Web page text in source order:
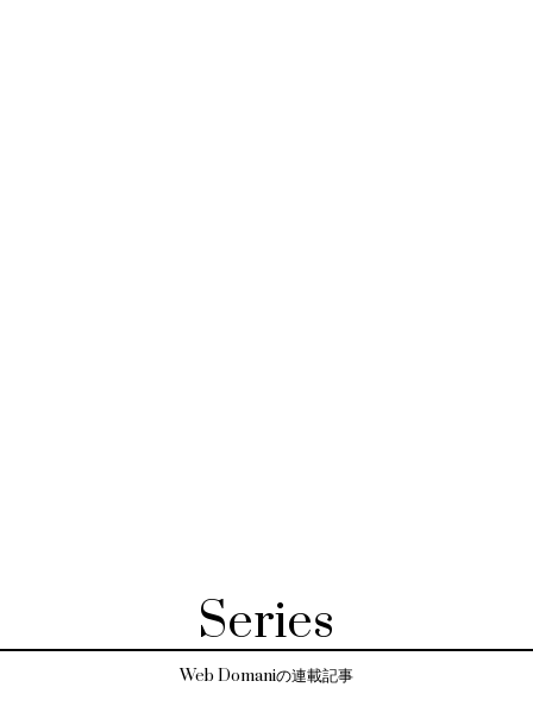
Series
Web Domaniの連載記事